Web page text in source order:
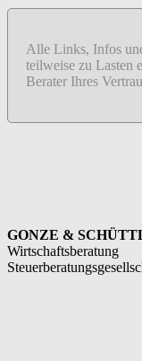
Alle Links, Infos
teilweise zu Lasten
Berater Ihres
GONZE &
Wirtschaftsberatung